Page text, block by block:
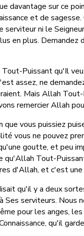
davantage sur ce
et de
serviteur ni le
en plus.
Puissant qu'Il
assez, ne
Mais Allah
remercier Allah
que vous puissiez
vous ne pouvez
goutte, et peu
qu'Allah Tout-
d'Allah, et c'est
qu'il y a deux
serviteurs. Nous
pour les anges,
qu'il